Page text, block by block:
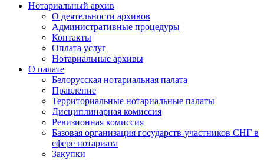
Нотариальный архив
О деятельности архивов
Административные процедуры
Контакты
Оплата услуг
Нотариальные архивы
О палате
Белорусская нотариальная палата
Правление
Территориальные нотариальные палаты
Дисциплинарная комиссия
Ревизионная комиссия
Базовая организация государств-участников СНГ в
сфере нотариата
Закупки